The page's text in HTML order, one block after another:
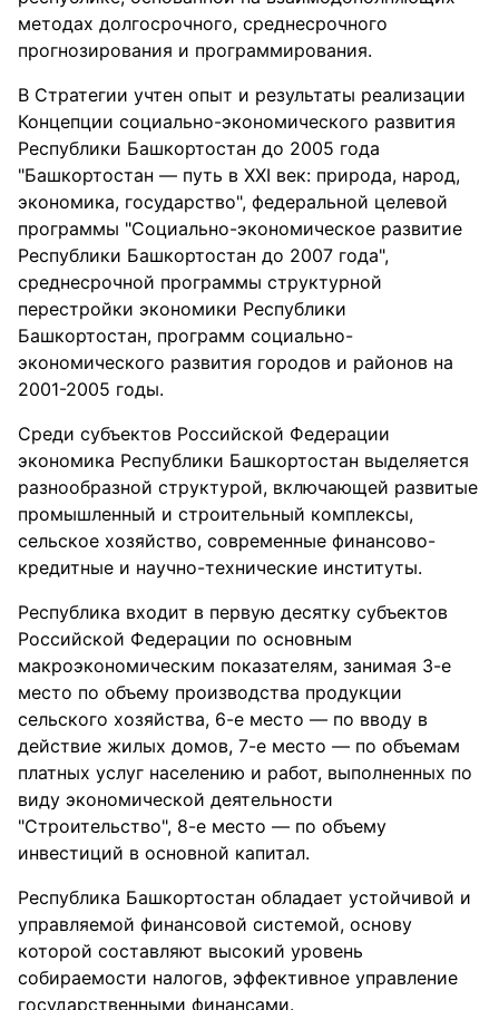
методах долгосрочного, среднесрочного
прогнозирования и программирования.
В Стратегии учтен опыт и результаты реализации
Концепции социально-экономического развития
Республики Башкортостан до 2005 года
"Башкортостан — путь в XXI век: природа, народ,
экономика, государство", федеральной целевой
программы "Социально-экономическое развитие
Республики Башкортостан до 2007 года",
среднесрочной программы структурной
перестройки экономики Республики
Башкортостан, программ социально-
экономического развития городов и районов на
2001-2005 годы.
Среди субъектов Российской Федерации
экономика Республики Башкортостан выделяется
разнообразной структурой, включающей развитые
промышленный и строительный комплексы,
сельское хозяйство, современные финансово-
кредитные и научно-технические институты.
Республика входит в первую десятку субъектов
Российской Федерации по основным
макроэкономическим показателям, занимая 3-е
место по объему производства продукции
сельского хозяйства, 6-е место — по вводу в
действие жилых домов, 7-е место — по объемам
платных услуг населению и работ, выполненных по
виду экономической деятельности
"Строительство", 8-е место — по объему
инвестиций в основной капитал.
Республика Башкортостан обладает устойчивой и
управляемой финансовой системой, основу
которой составляют высокий уровень
собираемости налогов, эффективное управление
государственными финансами.